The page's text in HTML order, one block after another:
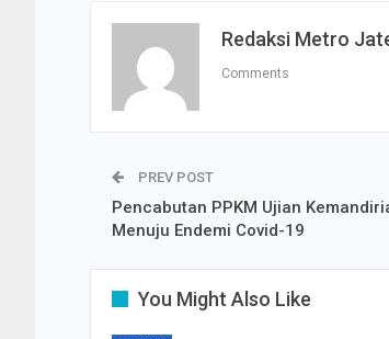
Redaksi Metro
Comments
PREV POST
Pencabutan PPKM Ujian
Menuju Endemi Covid-19
You Might Also Like